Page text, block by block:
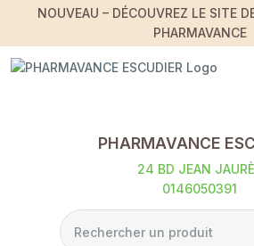
NOUVEAU – DÉCOUVREZ LE SITE
PHARMAVANCE
PHARMAVANCE
24 BD JEAN
0146050391